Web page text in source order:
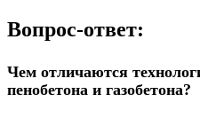
Вопрос-ответ:
Чем отличаются
пенобетона и газобетона?